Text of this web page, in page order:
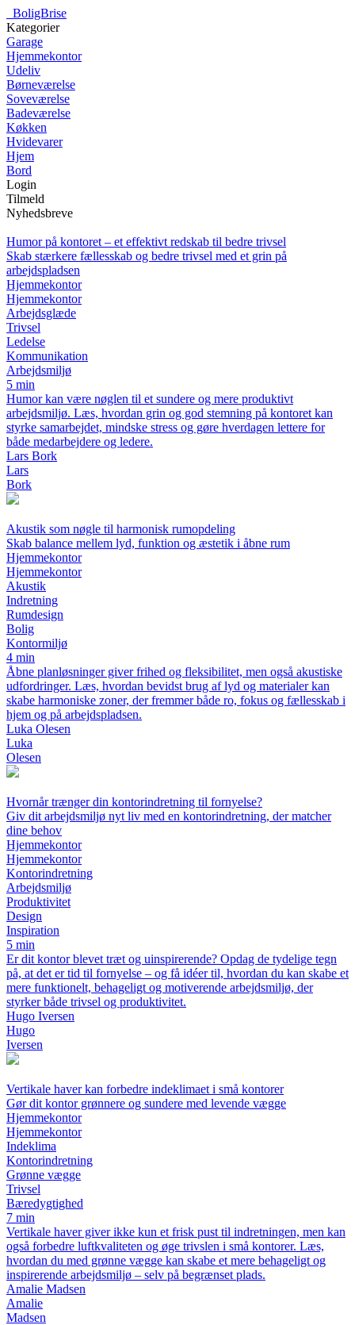
BoligBrise
Kategorier
Garage
Hjemmekontor
Udeliv
Børneværelse
Soveværelse
Badeværelse
Køkken
Hvidevarer
Hjem
Bord
Login
Tilmeld
Nyhedsbreve
Humor på kontoret – et effektivt redskab til bedre trivsel
Skab stærkere fællesskab og bedre trivsel med et grin på
arbejdspladsen
Hjemmekontor
Hjemmekontor
Arbejdsglæde
Trivsel
Ledelse
Kommunikation
Arbejdsmiljø
5 min
Humor kan være nøglen til et sundere og mere produktivt
arbejdsmiljø. Læs, hvordan grin og god stemning på kontoret kan
styrke samarbejdet, mindske stress og gøre hverdagen lettere for
både medarbejdere og ledere.
Lars Bork
Lars
Bork
Akustik som nøgle til harmonisk rumopdeling
Skab balance mellem lyd, funktion og æstetik i åbne rum
Hjemmekontor
Hjemmekontor
Akustik
Indretning
Rumdesign
Bolig
Kontormiljø
4 min
Åbne planløsninger giver frihed og fleksibilitet, men også akustiske
udfordringer. Læs, hvordan bevidst brug af lyd og materialer kan
skabe harmoniske zoner, der fremmer både ro, fokus og fællesskab i
hjem og på arbejdspladsen.
Luka Olesen
Luka
Olesen
Hvornår trænger din kontorindretning til fornyelse?
Giv dit arbejdsmiljø nyt liv med en kontorindretning, der matcher
dine behov
Hjemmekontor
Hjemmekontor
Kontorindretning
Arbejdsmiljø
Produktivitet
Design
Inspiration
5 min
Er dit kontor blevet træt og uinspirerende? Opdag de tydelige tegn
på, at det er tid til fornyelse – og få idéer til, hvordan du kan skabe et
mere funktionelt, behageligt og motiverende arbejdsmiljø, der
styrker både trivsel og produktivitet.
Hugo Iversen
Hugo
Iversen
Vertikale haver kan forbedre indeklimaet i små kontorer
Gør dit kontor grønnere og sundere med levende vægge
Hjemmekontor
Hjemmekontor
Indeklima
Kontorindretning
Grønne vægge
Trivsel
Bæredygtighed
7 min
Vertikale haver giver ikke kun et frisk pust til indretningen, men kan
også forbedre luftkvaliteten og øge trivslen i små kontorer. Læs,
hvordan du med grønne vægge kan skabe et mere behageligt og
inspirerende arbejdsmiljø – selv på begrænset plads.
Amalie Madsen
Amalie
Madsen